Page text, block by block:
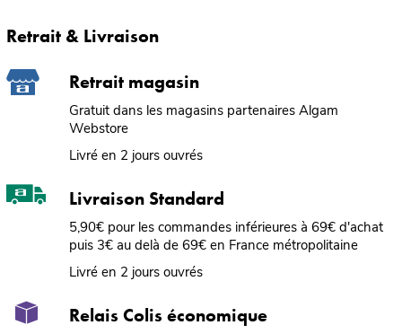
Retrait & Livraison
Retrait magasin
Gratuit dans les magasins partenaires Algam
Webstore
Livré en 2 jours ouvrés
Livraison Standard
5,90€ pour les commandes inférieures à 69€ d'achat
puis 3€ au delà de 69€ en France métropolitaine
Livré en 2 jours ouvrés
Relais Colis économique